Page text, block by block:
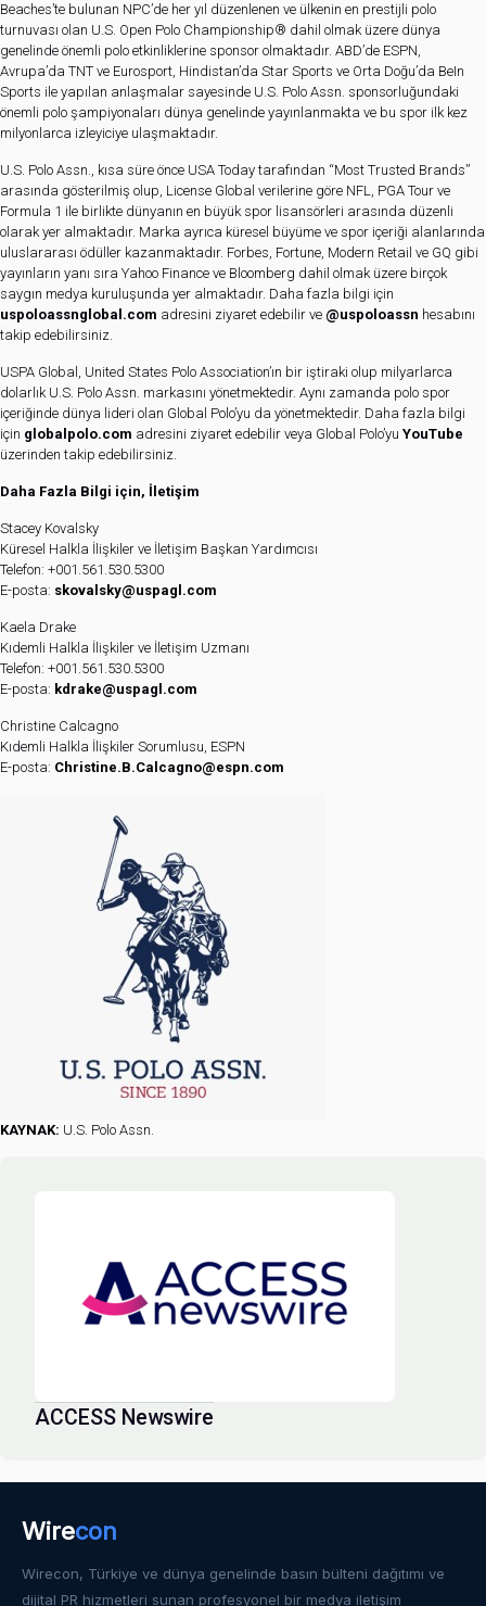
Beaches’te bulunan NPC’de her yıl düzenlenen ve ülkenin en prestijli polo
turnuvası olan U.S. Open Polo Championship® dahil olmak üzere dünya
genelinde önemli polo etkinliklerine sponsor olmaktadır. ABD’de ESPN,
Avrupa’da TNT ve Eurosport, Hindistan’da Star Sports ve Orta Doğu’da BeIn
Sports ile yapılan anlaşmalar sayesinde U.S. Polo Assn. sponsorluğundaki
önemli polo şampiyonaları dünya genelinde yayınlanmakta ve bu spor ilk kez
milyonlarca izleyiciye ulaşmaktadır.
U.S. Polo Assn., kısa süre önce USA Today tarafından “Most Trusted Brands”
arasında gösterilmiş olup, License Global verilerine göre NFL, PGA Tour ve
Formula 1 ile birlikte dünyanın en büyük spor lisansörleri arasında düzenli
olarak yer almaktadır. Marka ayrıca küresel büyüme ve spor içeriği alanlarında
uluslararası ödüller kazanmaktadır. Forbes, Fortune, Modern Retail ve GQ gibi
yayınların yanı sıra Yahoo Finance ve Bloomberg dahil olmak üzere birçok
saygın medya kuruluşunda yer almaktadır. Daha fazla bilgi için
uspoloassnglobal.com adresini ziyaret edebilir ve @uspoloassn hesabını
takip edebilirsiniz.
USPA Global, United States Polo Association’ın bir iştiraki olup milyarlarca
dolarlık U.S. Polo Assn. markasını yönetmektedir. Aynı zamanda polo spor
içeriğinde dünya lideri olan Global Polo’yu da yönetmektedir. Daha fazla bilgi
için globalpolo.com adresini ziyaret edebilir veya Global Polo’yu YouTube
üzerinden takip edebilirsiniz.
Daha Fazla Bilgi için, İletişim
Stacey Kovalsky
Küresel Halkla İlişkiler ve İletişim Başkan Yardımcısı
Telefon: +001.561.530.5300
E-posta: skovalsky@uspagl.com
Kaela Drake
Kıdemli Halkla İlişkiler ve İletişim Uzmanı
Telefon: +001.561.530.5300
E-posta: kdrake@uspagl.com
Christine Calcagno
Kıdemli Halkla İlişkiler Sorumlusu, ESPN
E-posta: Christine.B.Calcagno@espn.com
KAYNAK: U.S. Polo Assn.
ACCESS Newswire
Wirecon
Wirecon, Türkiye ve dünya genelinde basın bülteni dağıtımı ve
dijital PR hizmetleri sunan profesyonel bir medya iletişim